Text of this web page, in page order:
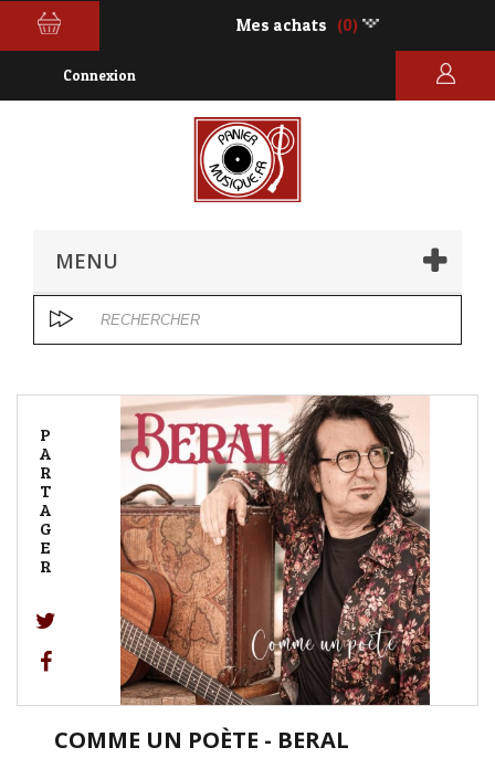
Mes achats (0)
Connexion
MENU
P
A
R
T
A
G
E
R
COMME UN POÈTE - BERAL